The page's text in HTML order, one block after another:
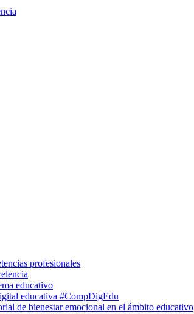
profesionales
educativo
educativa #CompDigEdu
de bienestar emocional en el ámbito educativo